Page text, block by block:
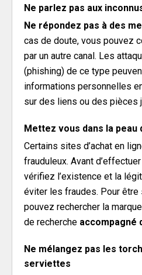
Ne parlez pas aux
Ne répondez pas à des
cas de doute, vous pouvez
par un autre canal. Les
(phishing) de ce type
informations personnelles
sur des liens ou des pièces
Mettez vous dans la peau
Certains sites d’achat en
frauduleux. Avant
vérifiez l’existence et la
éviter les fraudes. Pour
pouvez rechercher la
de recherche accompagné
Ne mélangez pas les
serviettes